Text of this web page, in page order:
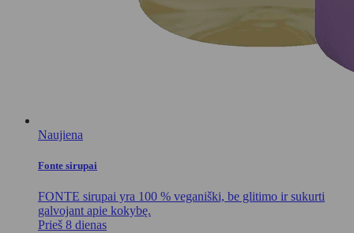
Naujiena
Fonte sirupai
FONTE sirupai yra 100 % veganiški, be glitimo ir sukurti
galvojant apie kokybę.
Prieš 8 dienas